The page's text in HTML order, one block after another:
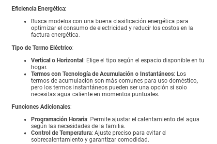
Eficiencia Energética:
Busca modelos con una buena clasificación energética para
optimizar el consumo de electricidad y reducir los costos en la
factura energética.
Tipo de Termo Eléctrico:
Vertical o Horizontal: Elige el tipo según el espacio disponible en tu
hogar.
Termos con Tecnología de Acumulación o Instantáneos: Los
termos de acumulación son más comunes para uso doméstico,
pero los termos instantáneos pueden ser una opción si solo
necesitas agua caliente en momentos puntuales.
Funciones Adicionales:
Programación Horaria: Permite ajustar el calentamiento del agua
según las necesidades de la familia.
Control de Temperatura: Ajuste preciso para evitar el
sobrecalentamiento y garantizar comodidad.